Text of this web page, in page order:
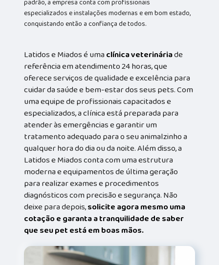
padrão, a empresa conta com profissionais
especializados e instalações modernas e em bom estado,
conquistando então a confiança de todos.
Latidos e Miados é umaclínica veterináriade
referência em atendimento 24 horas, que
oferece serviços de qualidade e excelência para
cuidar da saúde e bem-estar dos seus pets. Com
uma equipe de profissionais capacitados e
especializados, a clínica está preparada para
atender às emergências e garantir um
tratamento adequado para o seu animalzinho a
qualquer hora do dia ou da noite. Além disso, a
Latidos e Miados conta com uma estrutura
moderna e equipamentos de última geração
para realizar exames e procedimentos
diagnósticos com precisão e segurança. Não
deixe para depois,solicite agora mesmo uma
cotação e garanta a tranquilidade de saber
que seu pet está em boas mãos.